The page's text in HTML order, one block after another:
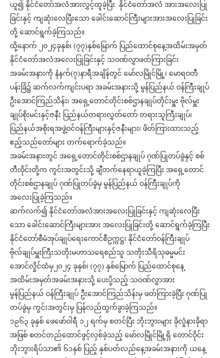
ယူ၍ နိုင်ငံတော်အလံအားလွှင့်ထူခဲ့ပြီး နိုင်ငံတော်အလံ အားအလေးပြု
ခြင်းနှင့် ကျဆုံးလေပြီးသော ခေါင်းဆောင်ကြီးများအားအလေးပြုခြင်း
တို့ ဆောင်ရွက်ခဲ့ကြသည်။
ထို့နောက် ၂၀၂၄ခုနှစ်၊ (၇၇)နှစ်မြောက် ပြည်ထောင်စုနေ့အထိမ်းအမှတ်
နိုင်ငံတော်အလံအလေးပြုခြင်းနှင့် သဝဏ်လွှာဖတ်ကြားခြင်း
အခမ်းအနားကို နံနက်(၇)နာရီအချိန်တွင် မော်လမြိုင်မြို့၊ မောရဝတီ
ပန်းခြံ၌ ဆက်လက်ကျင်းပရာ အခမ်းအနားသို့ မွန်ပြည်နယ် ဝန်ကြီးချုပ်
ဦးအောင်ကြည်သိန်း၊ အရှေ့တောင်တိုင်းစစ်ဌာနချုပ်တိုင်းမှူး ဗိုလ်မှူး
ချုပ်စိုးမင်းနှင့်ဇနီး ပြည်နယ်တရားလွှတ်တော် တရားသူကြီးချုပ်၊
ပြည်နယ်အစိုးရအဖွဲ့ဝင်ဝန်ကြီးများနှင့်ဇနီးများ၊ ဖိတ်ကြားထားသည့်
ဧည့်သည်တော်များ တက်ရောက်ခဲ့သည်။
အခမ်းအနားတွင် အရှေ့တောင်တိုင်းစစ်ဌာနချုပ် ဂုဏ်ပြုတပ်ခွဲနှင့် စစ်
တီးဝိုင်းတို့က ကွင်းအတွင်းသို့ ချီတက်နေရာယူခဲ့ကြပြီး အရှေ့တောင်
တိုင်းစစ်ဌာနချုပ် ဂုဏ်ပြုတပ်ခွဲမှ မွန်ပြည်နယ် ဝန်ကြီးချုပ်ကို
အလေးပြုခဲ့ကြသည်။
ဆက်လက်၍ နိုင်ငံတော်အလံအားအလေးပြုခြင်းနှင့် ကျဆုံးလေပြီး
သော ခေါင်းဆောင်ကြီးများအား အလေးပြုခြင်းတို့ ဆောင်ရွက်ခဲ့ကြပြီး
နိုင်ငံတော်စီမံအုပ်ချုပ်ရေးကောင်စီဥက္ကဋ္ဌ၊ နိုင်ငံတော်ဝန်ကြီးချုပ်
ဗိုလ်ချုပ်မှူးကြီးသတိုးမဟာသရေစည်သူ သတိုးသီရိသုဓမ္မမင်း
အောင်လှိုင်ထံမှ၂၀၂၄ ခုနှစ်၊ (၇၇) နှစ်မြောက် ပြည်ထောင်စုနေ့
အထိမ်းအမှတ်အခမ်းအနားသို့ ပေးပို့သည့် သဝဏ်လွှာအား
မွန်ပြည်နယ် ဝန်ကြီးချုပ် ဦးအောင်ကြည်သိန်းမှ ဖတ်ကြားခဲ့ပြီး ဂုဏ်ပြု
တပ်ခွဲမှ ကွင်းအတွင်းမှ ပြန်လည်ထွက်ခွာခဲ့ကြသည်။
၁၉၆၃ ခုနှစ် ဖေဖော်ဝါရီ ၁၂ ရက်မှ စတင်ပြီး ဘိုးဘွားများ ခိုလှုံနားခိုရာ
အဖြစ် စတင်တည်ထောင်ဖွင့်လှစ်ခဲ့သည့် မော်လမြိုင်မြို့ရှိ တောင်ဝိုင်း
ဘိုးဘွားရိပ်သာ၏ ၆၁နှစ် ပြည့် နှစ်ပတ်လည်နေ့အခမ်းအနားကို ယနေ့